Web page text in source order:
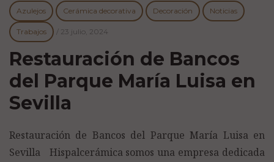
Azulejos Cerámica decorativa Decoración Noticias
Trabajos / 23 julio, 2024
Restauración de Bancos
del Parque María Luisa en
Sevilla
Restauración de Bancos del Parque María Luisa en
Sevilla Hispalcerámica somos una empresa dedicada